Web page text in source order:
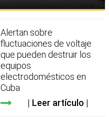
Alertan sobre
fluctuaciones de voltaje
que pueden destruir los
equipos
electrodomésticos en
Cuba
Leer artículo